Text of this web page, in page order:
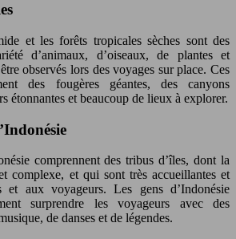
et les forêts tropicales sèches sont des
d’animaux, d’oiseaux, de plantes et
observés lors des voyages sur place. Ces
des fougères géantes, des canyons
étonnantes et beaucoup de lieux à explorer.
comprennent des tribus d’îles, dont la
complexe, et qui sont très accueillantes et
et aux voyageurs. Les gens d’Indonésie
surprendre les voyageurs avec des
de danses et de légendes.